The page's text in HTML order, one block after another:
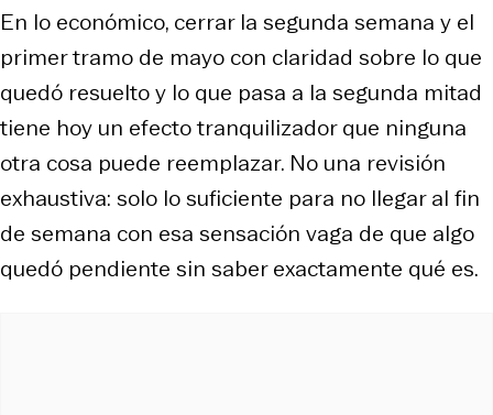
En lo económico, cerrar la segunda semana y el
primer tramo de mayo con claridad sobre lo que
quedó resuelto y lo que pasa a la segunda mitad
tiene hoy un efecto tranquilizador que ninguna
otra cosa puede reemplazar. No una revisión
exhaustiva: solo lo suficiente para no llegar al fin
de semana con esa sensación vaga de que algo
quedó pendiente sin saber exactamente qué es.